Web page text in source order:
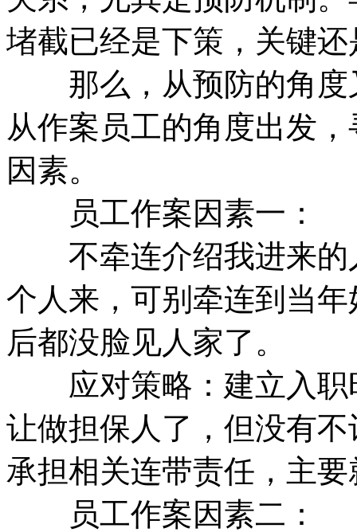
堵截已经是下策，关键
那么，从预防的角度
从作案员工的角度出发
因素。
员工作案因素一：
不牵连介绍我进来的
个人来，可别牵连到当
后都没脸见人家了。
应对策略：建立入职
让做担保人了，但没有
承担相关连带责任，主
员工作案因素二：